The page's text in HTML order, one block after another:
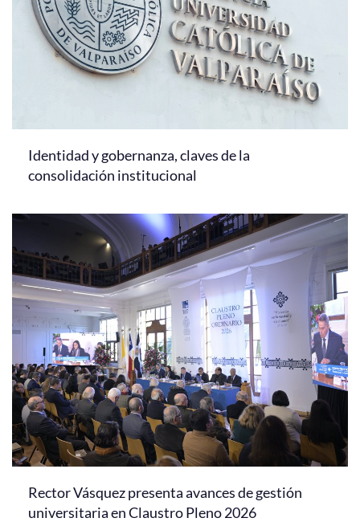
Identidad y gobernanza, claves de la
consolidación institucional
Rector Vásquez presenta avances de gestión
universitaria en Claustro Pleno 2026